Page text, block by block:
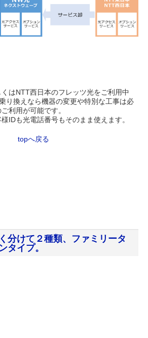
はNTT西日本のフレッツ光をご利用中
り換えなら機器の変更や特別な工事は必
利用が可能です。
IDも光電話番号もそのまま使えます。
topへ戻る
分けて２種類、ファミリータ
タイプ。